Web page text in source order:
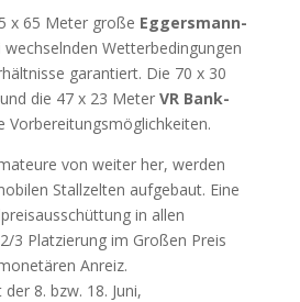
x 65 Meter große Eggersmann-
wechselnden Wetterbedingungen
garantiert. Die 70 x 30
und die 47 x 23 Meter VR Bank-
Vorbereitungsmöglichkeiten.
von weiter her, werden
Stallzelten aufgebaut. Eine
in allen
3 Platzierung im Großen Preis
Anreiz.
8. bzw. 18. Juni,